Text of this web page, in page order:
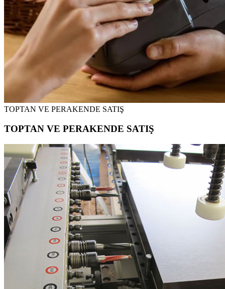
TOPTAN VE PERAKENDE SATIŞ
TOPTAN VE PERAKENDE SATIŞ